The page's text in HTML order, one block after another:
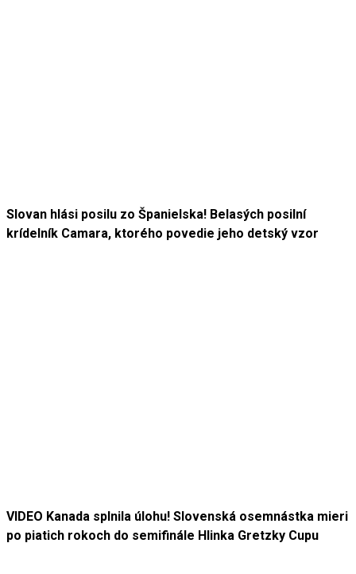
Slovan hlási posilu zo Španielska! Belasých posilní
krídelník Camara, ktorého povedie jeho detský vzor
VIDEO Kanada splnila úlohu! Slovenská osemnástka mieri
po piatich rokoch do semifinále Hlinka Gretzky Cupu